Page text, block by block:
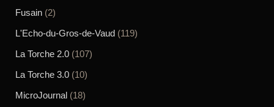
Fusain (2)
L'Echo-du-Gros-de-Vaud (119)
La Torche 2.0 (107)
La Torche 3.0 (10)
MicroJournal (18)